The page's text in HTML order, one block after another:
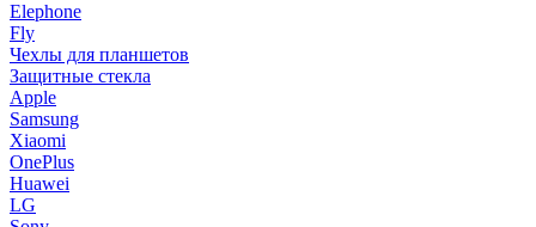
Elephone
Fly
Чехлы для планшетов
Защитные стекла
Apple
Samsung
Xiaomi
OnePlus
Huawei
LG